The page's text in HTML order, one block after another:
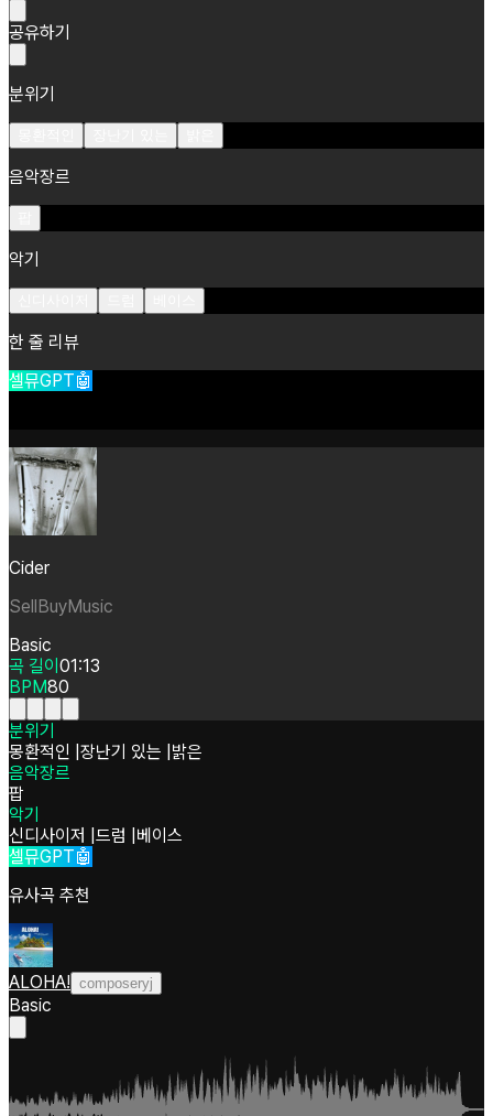
공유하기
분위기
음악장르
악기
한 줄 리뷰
셀뮤GPT🤖
Cider
SellBuyMusic
Basic
곡 길이 01:13
BPM80
분위기
몽환적인 장난기 있는 밝은
음악장르
팝
악기
신디사이저
드럼
베이스
셀뮤GPT🤖
유사곡 추천
ALOHA! composeryj
Basic